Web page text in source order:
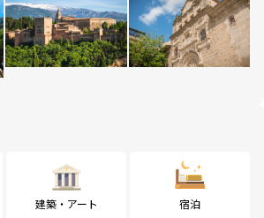
建築・アート 宿泊